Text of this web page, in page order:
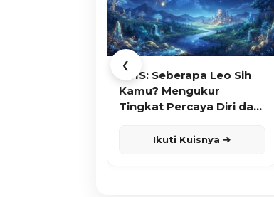
❮
KUIS: Seberapa Leo Sih
Kamu? Mengukur
Tingkat Percaya Diri dan
Ikuti Kuisnya ➔